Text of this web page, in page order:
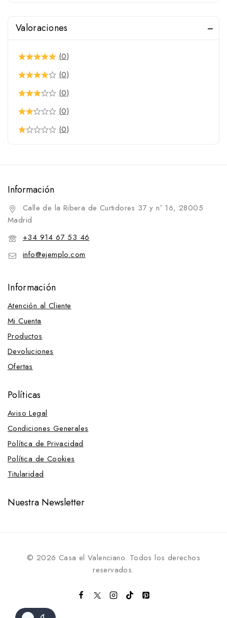
Valoraciones
(0)
(0)
(0)
(0)
(0)
Información
Calle de la Ribera de Curtidores 37 y nº 16, 28005
Madrid
+34 914 67 53 46
info@ejemplo.com
Información
Atención al Cliente
Mi Cuenta
Productos
Devoluciones
Ofertas
Políticas
Aviso Legal
Condiciones Generales
Política de Privacidad
Política de Cookies
Titularidad
Nuestra Newsletter
© 2026 Casa el Valenciano. Todos los derechos
reservados.